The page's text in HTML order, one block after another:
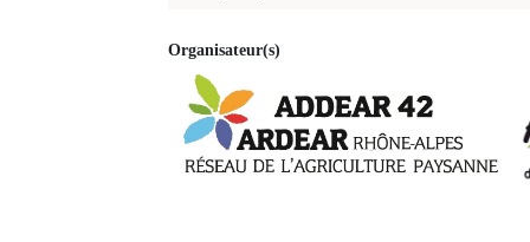
Organisateur(s)